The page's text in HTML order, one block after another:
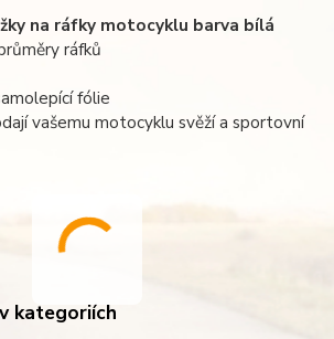
na ráfky motocyklu barva bílá
ráfků
fólie
vašemu motocyklu svěží a sportovní
kategoriích